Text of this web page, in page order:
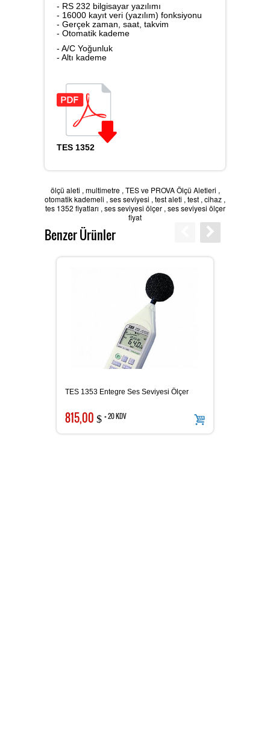
Ses Ölçer
Takometre
Nem ve Isı Ölçer
LAN Kablometre
Batarya Kapasite Ölçer
Elektro Manyetik Alan Ölçer
Kapasitemetre
- RS 232 bilgisayar yazılımı
- 16000 kayıt veri (yazılım) fonksiyonu
- Gerçek zaman, saat, takvim
- Otomatik kademe
- A/C Yoğunluk
- Altı kademe
TES 1352
ölçü aleti , multimetre, TES ve PROVA Ölçü Aletleri ,
otomatik kademeli , ses seviyesi , test aleti , test , cihaz ,
tes 1352 fiyatları , ses seviyesi ölçer, ses seviyesi ölçer
fiyat
Benzer Ürünler
TES 1353 Entegre Ses Seviyesi Ölçer
815,00 $ + 20 KDV